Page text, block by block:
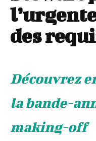
des
Découvrez
la bande-
making-off